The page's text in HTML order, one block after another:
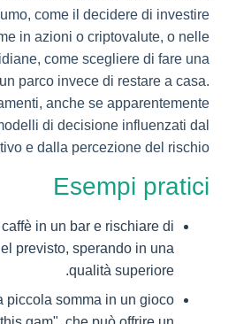
come il decidere di investire
in azioni o criptovalute, o nelle
come scegliere di fare una
parco invece di restare a casa.
anche se apparentemente
di decisione influenzati dal
e dalla percezione del rischio.
Esempi pratici
in un bar e rischiare di
previsto, sperando in una
qualità superiore.
piccola somma in un gioco